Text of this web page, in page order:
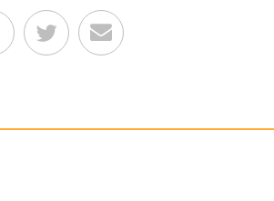
auf Facebook
Teilen auf Twitter
Per E-Mail senden